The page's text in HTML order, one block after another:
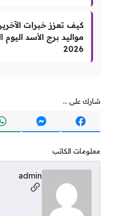
كيف تعزز خبرات
2026
شارك على ...
معلومات الكاتب
admin
مواقع